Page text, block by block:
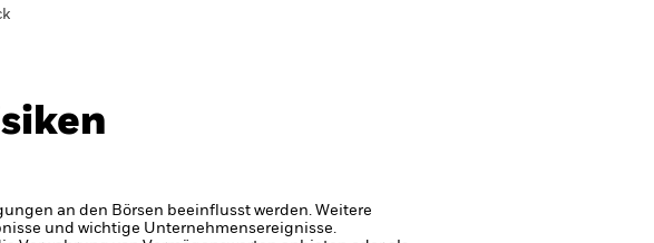
an den Börsen beeinflusst werden. Weitere
und wichtige Unternehmensereignisse.